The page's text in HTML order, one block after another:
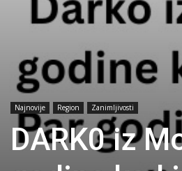
Najnovije Region Zanimljivosti
DARK0 iz